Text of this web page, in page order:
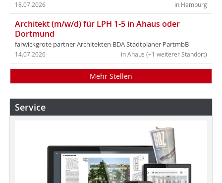
in Hamburg
18.07.2026
Architekt (m/w/d) für LPH 1-5 in Ahaus oder
Dortmund
farwickgrote partner Architekten BDA Stadtplaner PartmbB
in Ahaus (+1 weiterer Standort)
14.07.2026
Mehr Stellen
Service